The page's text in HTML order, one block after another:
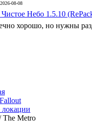
08-08
Небо 1.5.10
хорошо, но нужны
The Metro